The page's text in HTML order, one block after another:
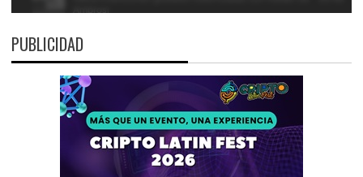
PUBLICIDAD